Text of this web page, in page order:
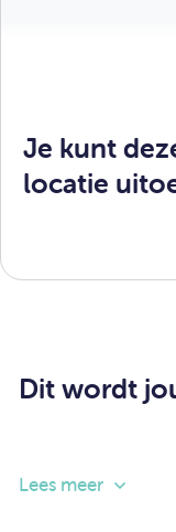
Je kunt
locatie
Dit wordt
Lees meer